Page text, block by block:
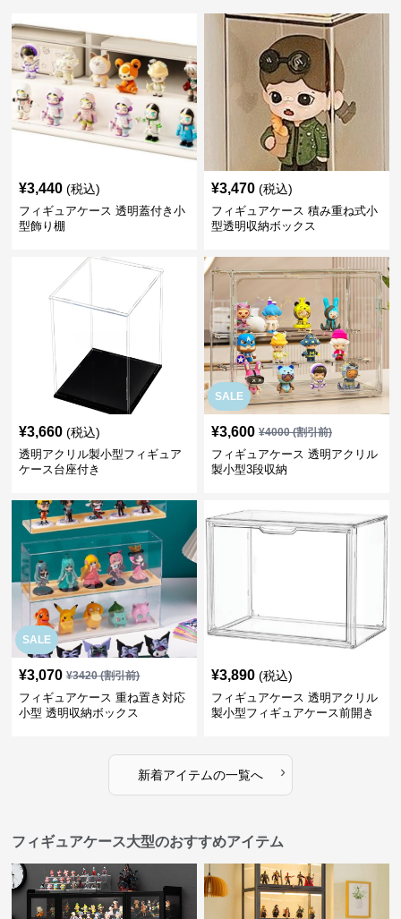
¥3,440 (税込)
フィギュアケース 透明蓋付き小
型飾り棚
¥3,470 (税込)
フィギュアケース 積み重ね式小
型透明収納ボックス
¥3,660 (税込)
透明アクリル製小型フィギュア
ケース台座付き
SALE
¥3,600 ¥4000(割引前)
フィギュアケース 透明アクリル
製小型3段収納
SALE
¥3,070 ¥3420(割引前)
フィギュアケース 重ね置き対応
小型 透明収納ボックス
¥3,890 (税込)
フィギュアケース 透明アクリル
製小型フィギュアケース前開き
新着アイテムの一覧へ ›
フィギュアケース大型のおすすめアイテム